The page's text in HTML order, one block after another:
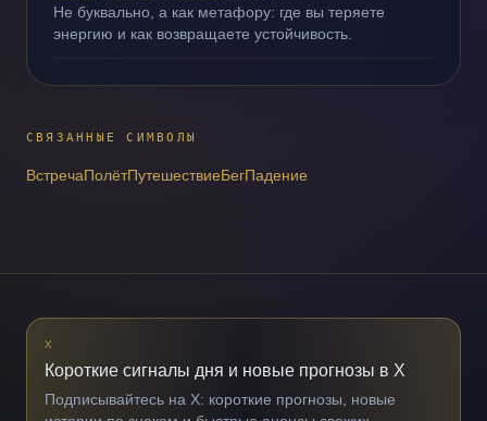
Не буквально, а как метафору: где вы теряете
энергию и как возвращаете устойчивость.
СВЯЗАННЫЕ СИМВОЛЫ
ВстречаПолётПутешествиеБегПадение
X
Короткие сигналы дня и новые прогнозы в X
Подписывайтесь на X: короткие прогнозы, новые